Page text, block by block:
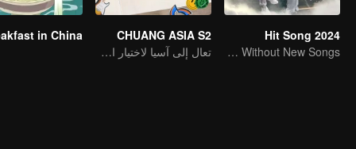
Hit Song 2024
No New Life Without New Songs
CHUANG ASIA S2
تعال إلى آسيا لاختيار الآيدل الخاص بك
in China